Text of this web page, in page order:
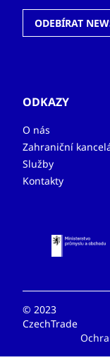
ODEBÍRAT
ODKAZY
O nás
Zahraniční
Služby
Kontakty
© 2023
CzechTrade